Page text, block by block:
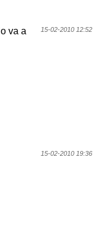
15-02-2010 12:52
va a
15-02-2010 19:36